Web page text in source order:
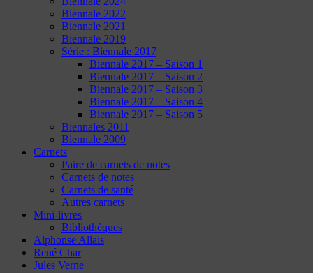
Biennale 2022
Biennale 2021
Biennale 2019
Série : Biennale 2017
Biennale 2017 – Saison 1
Biennale 2017 – Saison 2
Biennale 2017 – Saison 3
Biennale 2017 – Saison 4
Biennale 2017 – Saison 5
Biennales 2011
Biennale 2009
Carnets
Paire de carnets de notes
Carnets de notes
Carnets de santé
Autres carnets
Mini-livres
Bibliothèques
Alphonse Allais
René Char
Jules Verne